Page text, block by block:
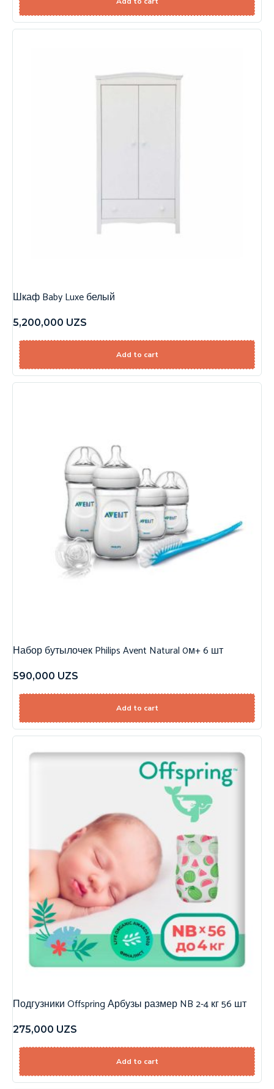
Шкаф Baby Luxe белый
5,200,000 UZS
Add to cart
Набор бутылочек Philips Avent Natural 0м+ 6 шт
590,000 UZS
Add to cart
Подгузники Offspring Арбузы размер NB 2-4 кг 56 шт
275,000 UZS
Add to cart